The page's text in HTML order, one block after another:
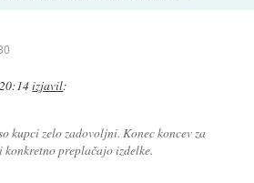
izjavil:
kupci zelo zadovoljni. Konec koncev za
preplačajo izdelke.